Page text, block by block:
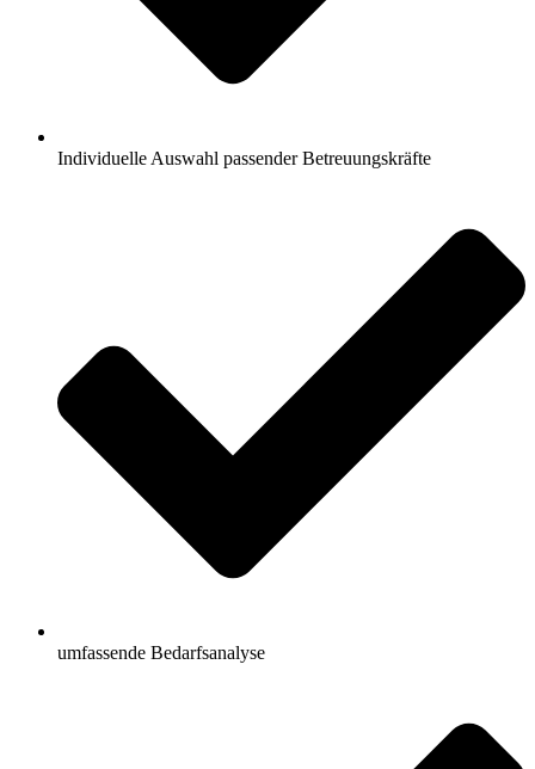
Individuelle Auswahl passender Betreuungskräfte
umfassende Bedarfsanalyse